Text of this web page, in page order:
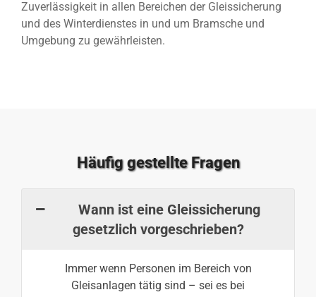
Zuverlässigkeit in allen Bereichen der Gleissicherung
und des Winterdienstes in und um Bramsche und
Umgebung zu gewährleisten.
Häufig gestellte Fragen
Wann ist eine Gleissicherung
gesetzlich vorgeschrieben?
Immer wenn Personen im Bereich von
Gleisanlagen tätig sind – sei es bei